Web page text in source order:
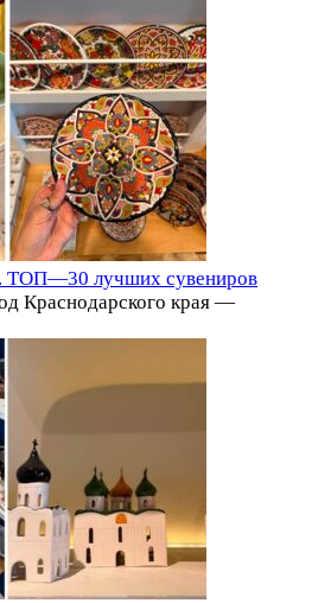
ТОП—30 лучших сувениров
Краснодарского края —